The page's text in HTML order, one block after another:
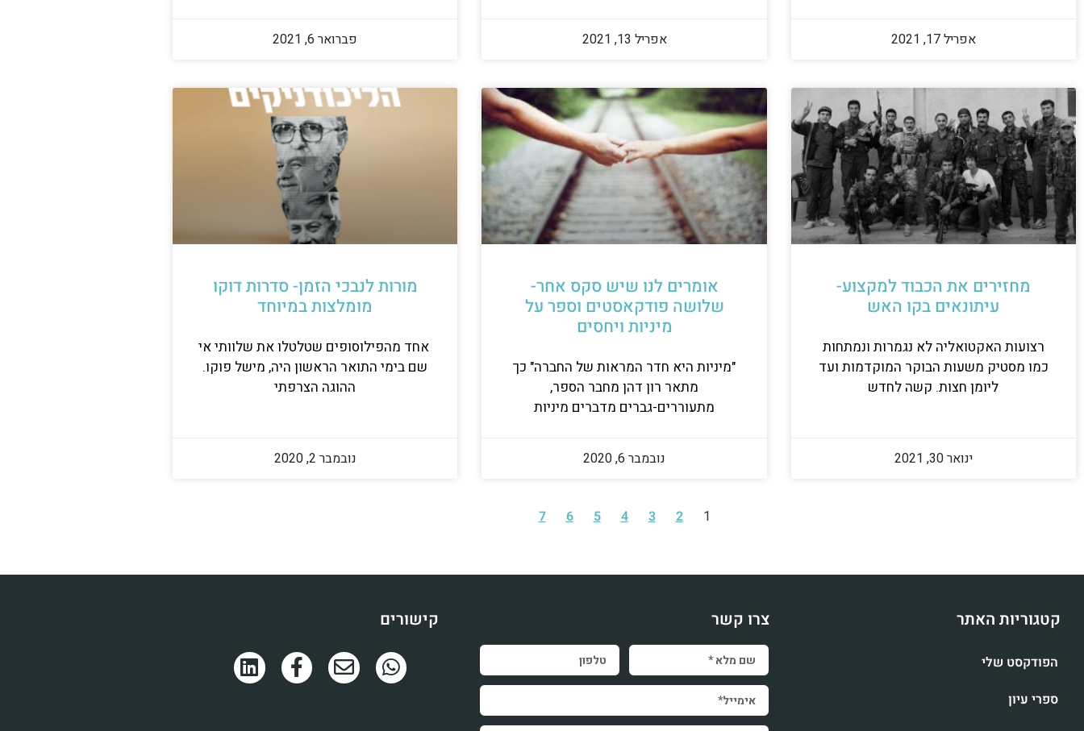
אפריל 17, 2021 אפריל 13, 2021 פברואר 6, 2021
מחזירים את הכבוד למקצוע-
עיתונאים בקו האש
רצועות האקטואליה לא נגמרות ונמתחות
כמו מסטיק משעות הבוקר המוקדמות ועד
ליומן חצות. קשה לחדש
ינואר 30, 2021
אומרים לנו שיש סקס אחר-
שלושה פודקאסטים וספר על
מיניות ויחסים
"מיניות היא חדר המראות של החברה" כך
מתאר רון דהן מחבר הספר,
מתעוררים-גברים מדברים מיניות
נובמבר 6, 2020
מורות לנבכי הזמן- סדרות דוקו
מומלצות במיוחד
אחד מהפילוסופים שטלטלו את שלוותי אי
שם בימי התואר הראשון היה, מישל פוקו.
ההוגה הצרפתי
נובמבר 2, 2020
1
2
3
4
5
6
7
קטגוריות האתר
הפודקסט שלי
ספרי עיון
צרו קשר קישורים